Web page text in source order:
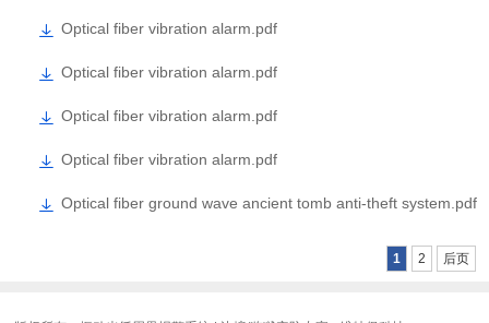
Optical fiber vibration alarm.pdf
Optical fiber vibration alarm.pdf
Optical fiber vibration alarm.pdf
Optical fiber vibration alarm.pdf
Optical fiber ground wave ancient tomb anti-theft system.pdf
1 2 后页